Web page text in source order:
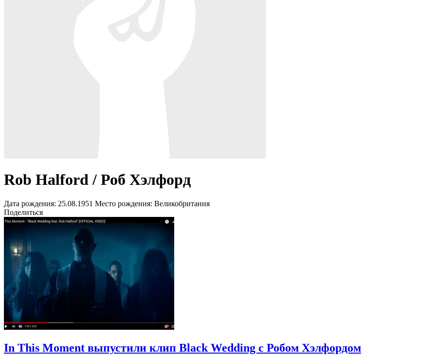
Rob Halford / Роб Хэлфорд
Дата рождения: 25.08.1951 Место рождения: Великобритания
Поделиться
In This Moment выпустили клип Black Wedding с Робом Хэлфордом